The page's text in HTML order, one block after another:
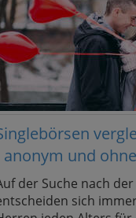
anonym und
der Suche nach
sich